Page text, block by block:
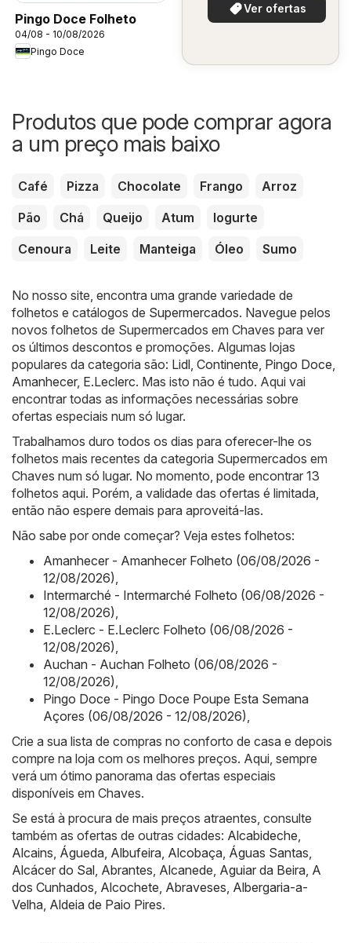
Pingo Doce Folheto
04/08 - 10/08/2026
Pingo Doce
Ver ofertas
Produtos que pode comprar agora
a um preço mais baixo
Café Pizza Chocolate Frango
Arroz
Pão
Chá Queijo Atum
Iogurte
Cenoura
Leite Manteiga Óleo Sumo
No nosso site, encontra uma grande variedade de
folhetos e catálogos de Supermercados. Navegue pelos
novos folhetos de Supermercados em Chaves para ver
os últimos descontos e promoções. Algumas lojas
populares da categoria são: Lidl, Continente, Pingo Doce,
Amanhecer, E.Leclerc. Mas isto não é tudo. Aqui vai
encontrar todas as informações necessárias sobre
ofertas especiais num só lugar.
Trabalhamos duro todos os dias para oferecer-lhe os
folhetos mais recentes da categoria Supermercados em
Chaves num só lugar. No momento, pode encontrar 13
folhetos aqui. Porém, a validade das ofertas é limitada,
então não espere demais para aproveitá-las.
Não sabe por onde começar? Veja estes folhetos:
Amanhecer - Amanhecer Folheto (06/08/2026 -
12/08/2026),
Intermarché - Intermarché Folheto (06/08/2026 -
12/08/2026),
E.Leclerc - E.Leclerc Folheto (06/08/2026 -
12/08/2026),
Auchan - Auchan Folheto (06/08/2026 -
12/08/2026),
Pingo Doce - Pingo Doce Poupe Esta Semana
Açores (06/08/2026 - 12/08/2026),
Crie a sua lista de compras no conforto de casa e depois
compre na loja com os melhores preços. Aqui, sempre
verá um ótimo panorama das ofertas especiais
disponíveis em Chaves.
Se está à procura de mais preços atraentes, consulte
também as ofertas de outras cidades: Alcabideche,
Alcains, Águeda, Albufeira, Alcobaça, Águas Santas,
Alcácer do Sal, Abrantes, Alcanede, Aguiar da Beira, A
dos Cunhados, Alcochete, Abraveses, Albergaria-a-
Velha, Aldeia de Paio Pires.